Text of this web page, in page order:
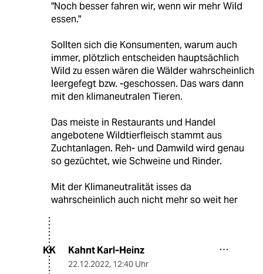
"Noch besser fahren wir, wenn wir mehr Wild
essen."
Sollten sich die Konsumenten, warum auch
immer, plötzlich entscheiden hauptsächlich
Wild zu essen wären die Wälder wahrscheinlich
leergefegt bzw. -geschossen. Das wars dann
mit den klimaneutralen Tieren.
Das meiste in Restaurants und Handel
angebotene Wildtierfleisch stammt aus
Zuchtanlagen. Reh- und Damwild wird genau
so gezüchtet, wie Schweine und Rinder.
Mit der Klimaneutralität isses da
wahrscheinlich auch nicht mehr so weit her
KK Kahnt Karl-Heinz
22.12.2022, 12:40 Uhr